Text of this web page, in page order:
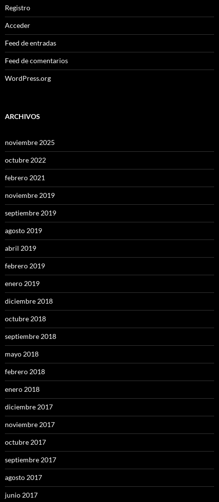
Registro
Acceder
Feed de entradas
Feed de comentarios
WordPress.org
ARCHIVOS
noviembre 2025
octubre 2022
febrero 2021
noviembre 2019
septiembre 2019
agosto 2019
abril 2019
febrero 2019
enero 2019
diciembre 2018
octubre 2018
septiembre 2018
mayo 2018
febrero 2018
enero 2018
diciembre 2017
noviembre 2017
octubre 2017
septiembre 2017
agosto 2017
junio 2017